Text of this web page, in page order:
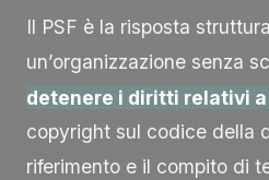
Il PSF è la risposta
un’organizzazione senza
detenere i diritti relativi a
copyright sul codice della
riferimento e il compito di